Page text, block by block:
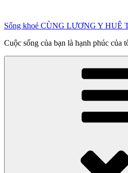
phần
dung
Sống khoẻ CÙNG LƯƠNG Y HUÊ
Cuộc sống của bạn là hạnh phúc của